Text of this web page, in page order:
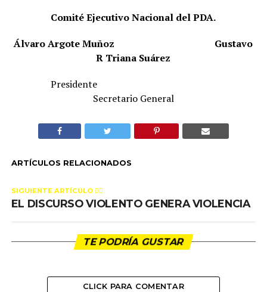
Comité Ejecutivo Nacional del PDA.
Álvaro Argote Muñoz
Gustavo
R Triana Suárez
Presidente
Secretario General
ARTÍCULOS RELACIONADOS
SIGUIENTE ARTÍCULO 👈🏻
EL DISCURSO VIOLENTO GENERA VIOLENCIA
TE PODRÍA GUSTAR
CLICK PARA COMENTAR